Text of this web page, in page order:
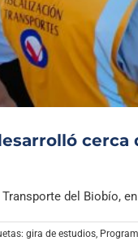
del Biobío,
gira de estudios,